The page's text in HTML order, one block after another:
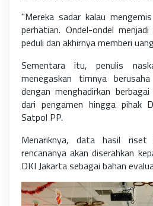
"Mereka sadar kalau
perhatian. Ondel-ondel
peduli dan akhirnya memberi
Sementara itu, penulis
menegaskan timnya
dengan menghadirkan
dari pengamen hingga pihak
Satpol PP.
Menariknya, data hasil
rencananya akan diserahkan
DKI Jakarta sebagai bahan